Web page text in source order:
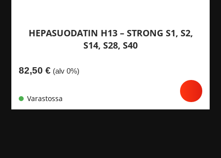
HEPASUODATIN H13 – STRONG S1, S2,
S14, S28, S40
82,50 € (alv 0%)
Varastossa